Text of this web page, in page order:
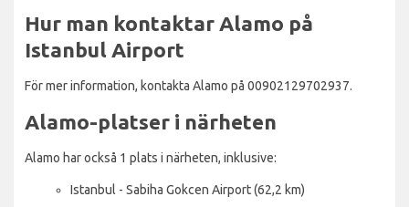
Hur man kontaktar Alamo på
Istanbul Airport
För mer information, kontakta Alamo på 00902129702937.
Alamo-platser i närheten
Alamo har också 1 plats i närheten, inklusive:
Istanbul - Sabiha Gokcen Airport (62,2 km)